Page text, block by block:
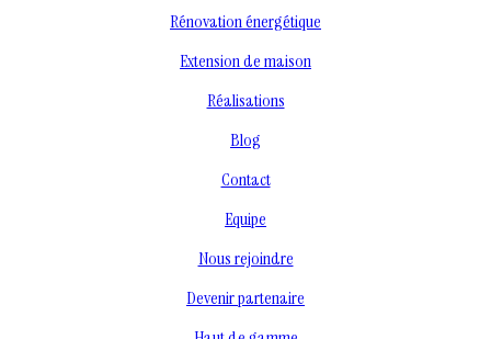
Rénovation énergétique
Extension de maison
Réalisations
Blog
Contact
Equipe
Nous rejoindre
Devenir partenaire